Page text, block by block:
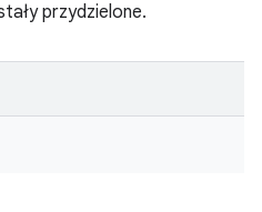
przydzielone.